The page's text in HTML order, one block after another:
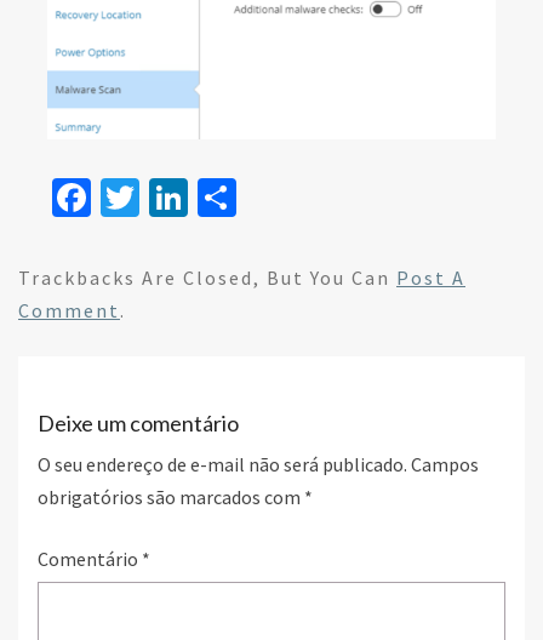
Fa
b
o
T
tt
Li
ke ar
Trackbacks Are Closed, But You Can Post A
Comment .
Deixe um comentário
O seu endereço de e-mail não será publicado. Campos
obrigatórios são marcados com *
Comentário *